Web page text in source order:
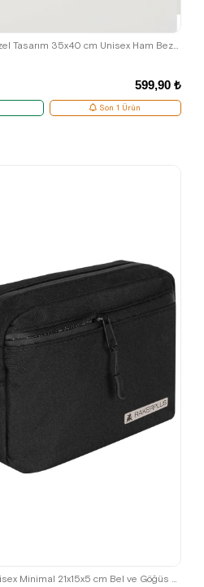
Rakerplus Tbons Özel Tasarım 35x40 cm Unisex Ham Bez Büzgülü Sırt Ayakkabı Çantası
599,90 ₺
Son 1 Ürün